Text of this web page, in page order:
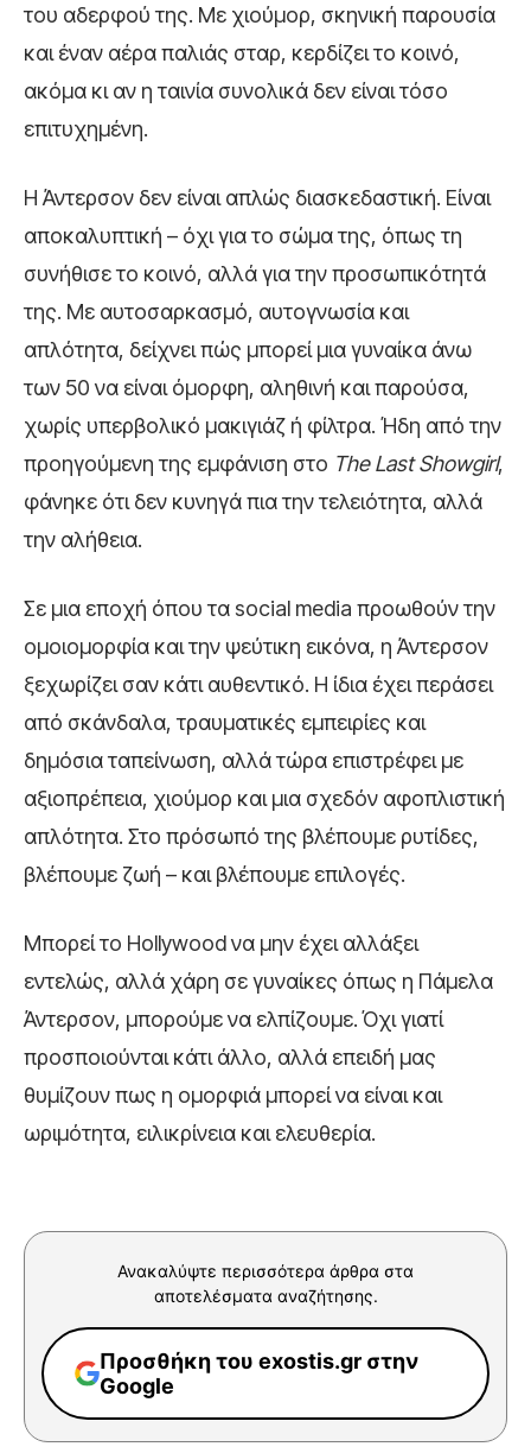
του αδερφού της. Με χιούμορ, σκηνική παρουσία
και έναν αέρα παλιάς σταρ, κερδίζει το κοινό,
ακόμα κι αν η ταινία συνολικά δεν είναι τόσο
επιτυχημένη.
Η Άντερσον δεν είναι απλώς διασκεδαστική. Είναι
αποκαλυπτική – όχι για το σώμα της, όπως τη
συνήθισε το κοινό, αλλά για την προσωπικότητά
της. Με αυτοσαρκασμό, αυτογνωσία και
απλότητα, δείχνει πώς μπορεί μια γυναίκα άνω
των 50 να είναι όμορφη, αληθινή και παρούσα,
χωρίς υπερβολικό μακιγιάζ ή φίλτρα. Ήδη από την
προηγούμενη της εμφάνιση στο The Last Showgirl,
φάνηκε ότι δεν κυνηγά πια την τελειότητα, αλλά
την αλήθεια.
Σε μια εποχή όπου τα social media προωθούν την
ομοιομορφία και την ψεύτικη εικόνα, η Άντερσον
ξεχωρίζει σαν κάτι αυθεντικό. Η ίδια έχει περάσει
από σκάνδαλα, τραυματικές εμπειρίες και
δημόσια ταπείνωση, αλλά τώρα επιστρέφει με
αξιοπρέπεια, χιούμορ και μια σχεδόν αφοπλιστική
απλότητα. Στο πρόσωπό της βλέπουμε ρυτίδες,
βλέπουμε ζωή – και βλέπουμε επιλογές.
Μπορεί το Hollywood να μην έχει αλλάξει
εντελώς, αλλά χάρη σε γυναίκες όπως η Πάμελα
Άντερσον, μπορούμε να ελπίζουμε. Όχι γιατί
προσποιούνται κάτι άλλο, αλλά επειδή μας
θυμίζουν πως η ομορφιά μπορεί να είναι και
ωριμότητα, ειλικρίνεια και ελευθερία.
Ανακαλύψτε περισσότερα άρθρα στα
αποτελέσματα αναζήτησης.
Προσθήκη του exostis.gr στην
Google